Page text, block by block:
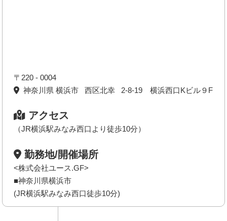
〒220 - 0004
神奈川県 横浜市 西区北幸 2-8-19 横浜西口Kビル９F
アクセス
（JR横浜駅みなみ西口より徒歩10分）
勤務地/開催場所
<株式会社ユース.GF>
■神奈川県横浜市
(JR横浜駅みなみ西口徒歩10分)